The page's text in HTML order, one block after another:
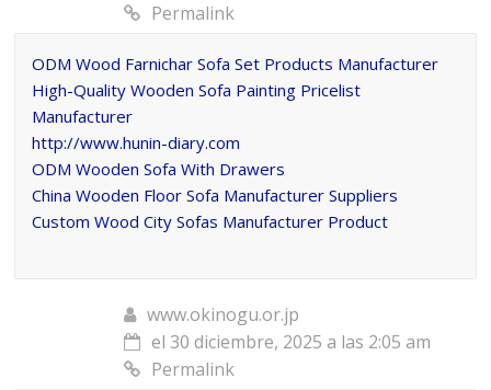
Permalink
ODM Wood Farnichar Sofa Set Products Manufacturer
High-Quality Wooden Sofa Painting Pricelist
Manufacturer
http://www.hunin-diary.com
ODM Wooden Sofa With Drawers
China Wooden Floor Sofa Manufacturer Suppliers
Custom Wood City Sofas Manufacturer Product
www.okinogu.or.jp
el 30 diciembre, 2025 a las 2:05 am
Permalink